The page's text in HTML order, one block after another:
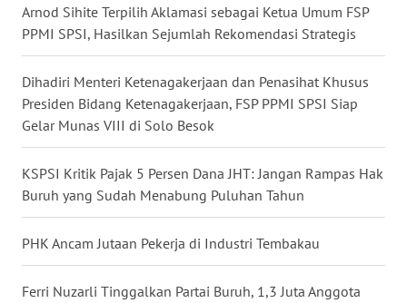
Arnod Sihite Terpilih Aklamasi sebagai Ketua Umum FSP
PPMI SPSI, Hasilkan Sejumlah Rekomendasi Strategis
Dihadiri Menteri Ketenagakerjaan dan Penasihat Khusus
Presiden Bidang Ketenagakerjaan, FSP PPMI SPSI Siap
Gelar Munas VIII di Solo Besok
KSPSI Kritik Pajak 5 Persen Dana JHT: Jangan Rampas Hak
Buruh yang Sudah Menabung Puluhan Tahun
PHK Ancam Jutaan Pekerja di Industri Tembakau
Ferri Nuzarli Tinggalkan Partai Buruh, 1,3 Juta Anggota
KALBAR
WN
KALTENG
WN
KALTARA
WN